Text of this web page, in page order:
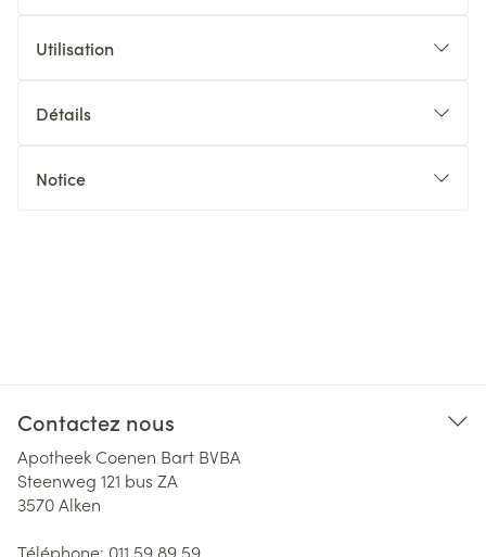
Utilisation
Détails
Notice
Contactez nous
Apotheek Coenen Bart BVBA
Steenweg 121 bus ZA
3570Alken
Téléphone: 011 59 89 59